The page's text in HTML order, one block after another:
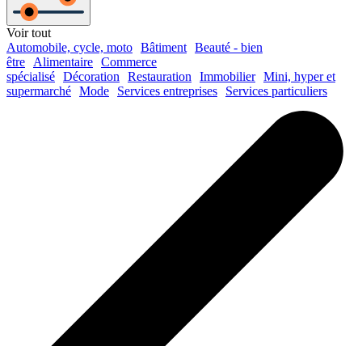
Voir tout
Automobile, cycle, moto Bâtiment Beauté - bien
être
Alimentaire Commerce
spécialisé Décoration Restauration Immobilier Mini, hyper et
supermarché Mode Services entreprises Services particuliers